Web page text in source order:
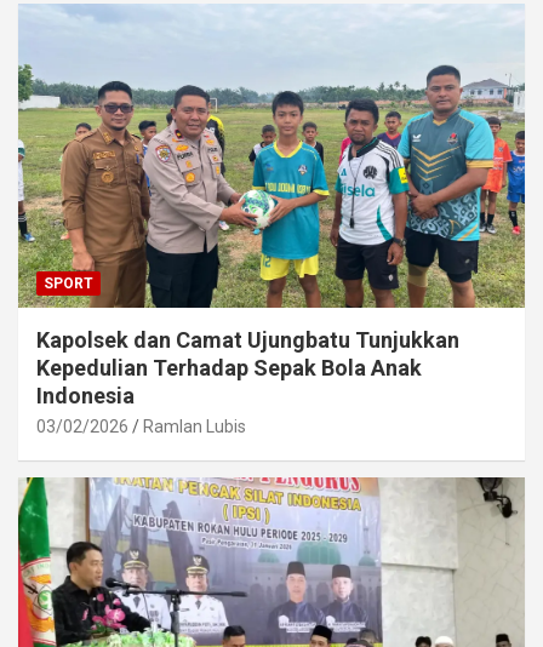
SPORT
Kapolsek dan Camat Ujungbatu Tunjukkan
Kepedulian Terhadap Sepak Bola Anak
Indonesia
03/02/2026 Ramlan Lubis